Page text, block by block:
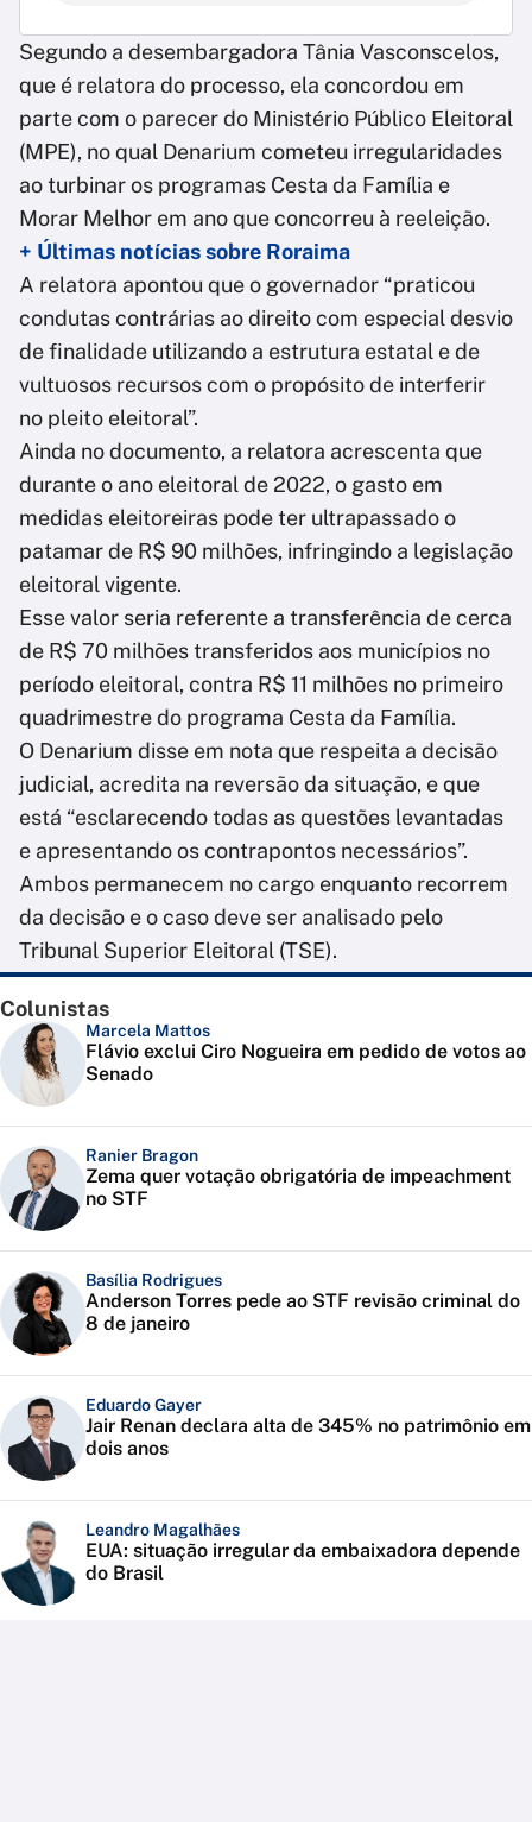
Segundo a desembargadora Tânia Vasconscelos,
que é relatora do processo, ela concordou em
parte com o parecer do Ministério Público Eleitoral
(MPE), no qual Denarium cometeu irregularidades
ao turbinar os programas Cesta da Família e
Morar Melhor em ano que concorreu à reeleição.
+ Últimas notícias sobre Roraima
A relatora apontou que o governador “praticou
condutas contrárias ao direito com especial desvio
de finalidade utilizando a estrutura estatal e de
vultuosos recursos com o propósito de interferir
no pleito eleitoral”.
Ainda no documento, a relatora acrescenta que
durante o ano eleitoral de 2022, o gasto em
medidas eleitoreiras pode ter ultrapassado o
patamar de R$ 90 milhões, infringindo a legislação
eleitoral vigente.
Esse valor seria referente a transferência de cerca
de R$ 70 milhões transferidos aos municípios no
período eleitoral, contra R$ 11 milhões no primeiro
quadrimestre do programa Cesta da Família.
O Denarium disse em nota que respeita a decisão
judicial, acredita na reversão da situação, e que
está “esclarecendo todas as questões levantadas
e apresentando os contrapontos necessários”.
Ambos permanecem no cargo enquanto recorrem
da decisão e o caso deve ser analisado pelo
Tribunal Superior Eleitoral (TSE).
Colunistas
Marcela Mattos
Flávio exclui Ciro Nogueira em pedido de votos ao
Senado
Ranier Bragon
Zema quer votação obrigatória de impeachment
no STF
Basília Rodrigues
Anderson Torres pede ao STF revisão criminal do
8 de janeiro
Eduardo Gayer
Jair Renan declara alta de 345% no patrimônio em
dois anos
Leandro Magalhães
EUA: situação irregular da embaixadora depende
do Brasil